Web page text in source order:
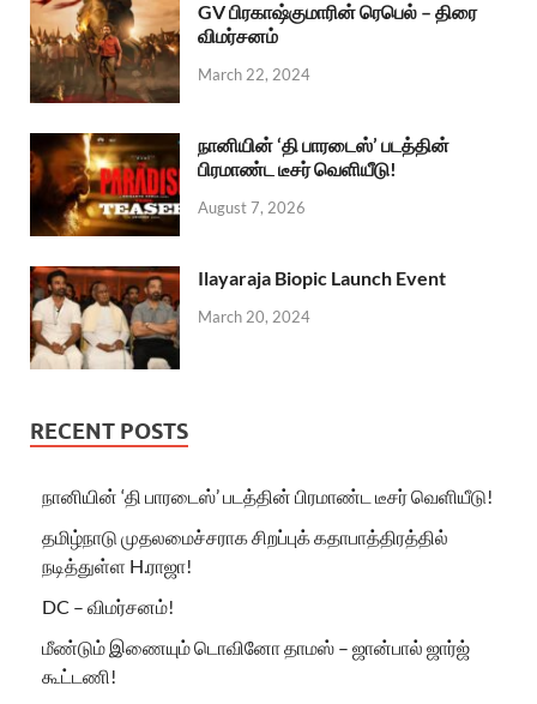
GV பிரகாஷ்குமாரின் ரெபெல் – திரை
விமர்சனம்
March 22, 2024
நானியின் ‘தி பாரடைஸ்’ படத்தின்
பிரமாண்ட டீசர் வெளியீடு!
August 7, 2026
Ilayaraja Biopic Launch Event
March 20, 2024
RECENT POSTS
நானியின் ‘தி பாரடைஸ்’ படத்தின் பிரமாண்ட டீசர் வெளியீடு!
தமிழ்நாடு முதலமைச்சராக சிறப்புக் கதாபாத்திரத்தில்
நடித்துள்ள H.ராஜா!
DC – விமர்சனம்!
மீண்டும் இணையும் டொவினோ தாமஸ் – ஜான்பால் ஜார்ஜ்
கூட்டணி!